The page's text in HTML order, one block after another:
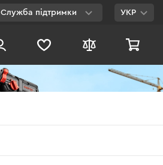
Служба підтримки
Viber
УКР